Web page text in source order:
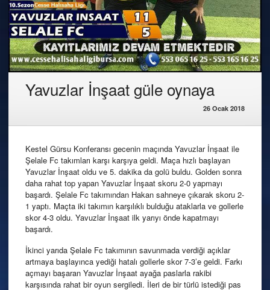
Yavuzlar İnşaat güle oynaya
26 Ocak 2018
Kestel Gürsu Konferansı gecenin maçında Yavuzlar İnşaat ile
Şelale Fc takımları karşı karşıya geldi. Maça hızlı başlayan
Yavuzlar İnşaat oldu ve 5. dakika da golü buldu. Golden sonra
daha rahat top yapan Yavuzlar İnşaat skoru 2-0 yapmayı
başardı. Şelale Fc takımından Hakan sahneye çıkarak skoru 2-
1 yaptı. Maçta iki takımın karşılıklı bulduğu ataklarla ve gollerle
skor 4-3 oldu. Yavuzlar İnşaat ilk yarıyı önde kapatmayı
başardı.
İkinci yarıda Şelale Fc takımının savunmada verdiği açıklar
artmaya başlayınca yediği hatalı gollerle skor 7-3’e geldi. Farkı
açmayı başaran Yavuzlar İnşaat ayağa paslarla rakibi
karşısında rahat bir oyun sergiledi. İleri de bir türlü istediği pas